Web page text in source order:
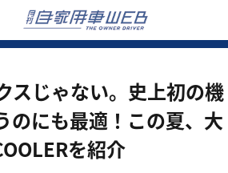
スじゃない。史上初の機
にも最適！この夏、大
を紹介